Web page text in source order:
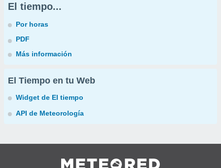
El tiempo...
Por horas
PDF
Más información
El Tiempo en tu Web
Widget de El tiempo
API de Meteorología